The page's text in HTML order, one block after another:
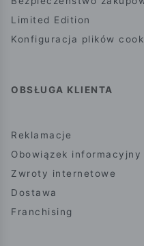
Limited Edition
Konfiguracja plików
OBSŁUGA KLIENTA
Reklamacje
Obowiązek informacyjny
Zwroty internetowe
Dostawa
Franchising